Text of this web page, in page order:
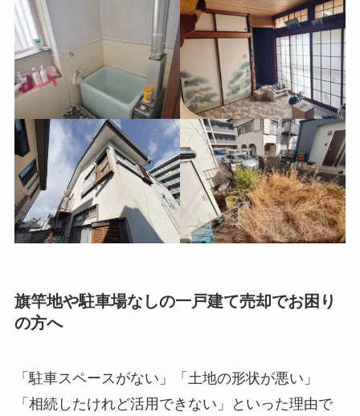
旗竿地や駐車場なしの一戸建て売却でお困り
の方へ
「駐車スペースがない」「土地の形状が悪い」
「相続したけれど活用できない」といった理由で